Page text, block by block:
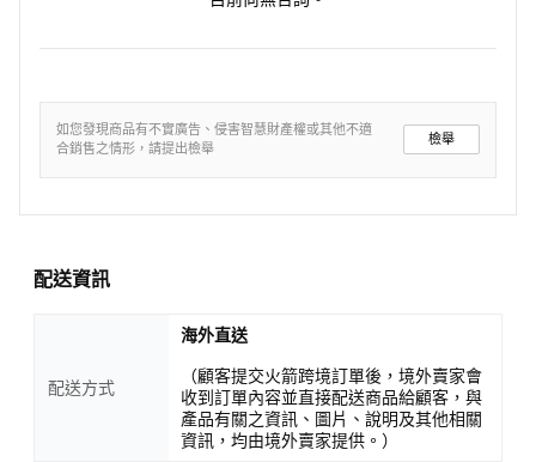
如您發現商品有不實廣告、侵害智慧財產權或其他不適
合銷售之情形，請提出檢舉
檢舉
配送資訊
配送方式
海外直送
（顧客提交火箭跨境訂單後，境外賣家會
收到訂單內容並直接配送商品給顧客，與
產品有關之資訊、圖片、說明及其他相關
資訊，均由境外賣家提供。）